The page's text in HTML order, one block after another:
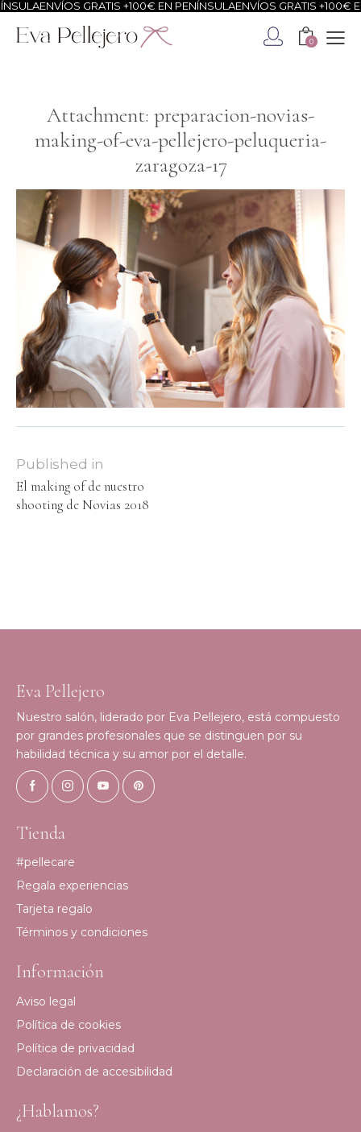
ENVÍOS GRATIS +100€ EN PENÍNSULAENVÍOS GRATIS +100€ EN
0
Attachment: preparacion-novias-
making-of-eva-pellejero-peluqueria-
zaragoza-17
Published in
El making of de nuestro
shooting de Novias 2018
Eva Pellejero
Nuestro salón, liderado por Eva Pellejero, está compuesto
por grandes profesionales que se distinguen por su
habilidad técnica y su amor por el detalle.
Tienda
#pellecare
Regala experiencias
Tarjeta regalo
Términos y condiciones
Información
Aviso legal
Política de cookies
Política de privacidad
Declaración de accesibilidad
¿Hablamos?